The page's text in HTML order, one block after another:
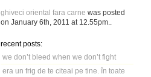
ghiveci oriental fara carne was posted
on January 6th, 2011 at 12.55pm
recent posts:
we don’t bleed when we don’t fight
era un frig de te citeai pe tine. în toate